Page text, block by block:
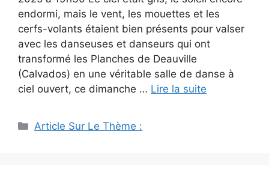
endormi, mais le vent, les mouettes et les
cerfs-volants étaient bien présents pour valser
avec les danseuses et danseurs qui ont
transformé les Planches de Deauville
(Calvados) en une véritable salle de danse à
ciel ouvert, ce dimanche … Lire la suite
Catégories
Article Sur Le Thème :